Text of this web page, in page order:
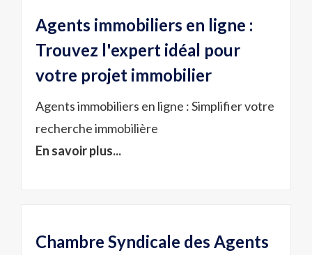
Agents immobiliers en ligne :
Trouvez l'expert idéal pour
votre projet immobilier
Agents immobiliers en ligne : Simplifier votre
recherche immobilière
En savoir plus...
Chambre Syndicale des Agents